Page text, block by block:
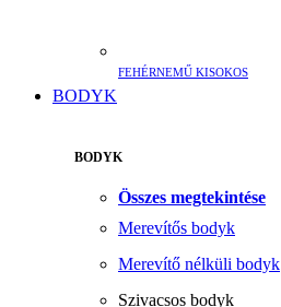
FEHÉRNEMŰ KISOKOS
BODYK
BODYK
Összes megtekintése
Merevítős bodyk
Merevítő nélküli bodyk
Szivacsos bodyk